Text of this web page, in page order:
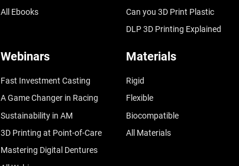
All Ebooks
Can you 3D Print Plastic
DLP 3D Printing Explained
Webinars
Fast Investment Casting
A Game Changer in Racing
Sustainability in AM
3D Printing at Point-of-Care
Mastering Digital Dentures
Materials
Rigid
Flexible
Biocompatible
All Materials